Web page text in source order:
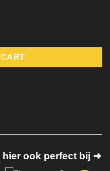
hier ook perfect bij ➜